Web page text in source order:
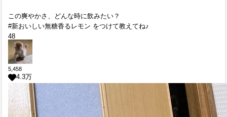
この爽やかさ、どんな時に飲みたい？
#新おいしい無糖香るレモン をつけて教えてね♪
48
5,458
4.3万